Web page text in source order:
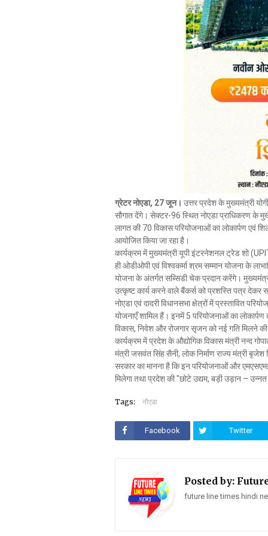
ग्रेटर नोएडा, 27 जून। उत्तर प्रदेश के मुख्यमंत्री
सौगात देंगे। सेक्टर-96 स्थित नोएडा प्राधिकरण के
लागत की 70 विकास परियोजनाओं का लोकार्पण एवं
आयोजित किया जा रहा है।
कार्यक्रम में मुख्यमंत्री यूपी इंटरनेशनल ट्रेड शो
ही ओडीओपी एवं विश्वकर्मा श्रम सम्मान योजना के
योजना के अंतर्गत सब्सिडी चेक प्रदान करेंगे।
उत्कृष्ट कार्य करने वाले बैंकर्स को प्रशस्ति पत्र देकर
नोएडा एवं दादरी विधानसभा क्षेत्रों में प्रस्तावित
योजनाएँ शामिल हैं। इनमें 5 परियोजनाओं का
विकास, निवेश और रोजगार सृजन को नई गति मिलने
कार्यक्रम में प्रदेश के औद्योगिक विकास मंत्री नन्द
मंत्री जसवंत सिंह सैनी, लोक निर्माण राज्य मंत्री
सरकार का मानना है कि इन परियोजनाओं और
मिलेगा तथा प्रदेश की "छोटे उद्यम, बड़ी उड़ान –
Tags: नौएडा
Facebook Twitter
Posted by:
future line times hindi